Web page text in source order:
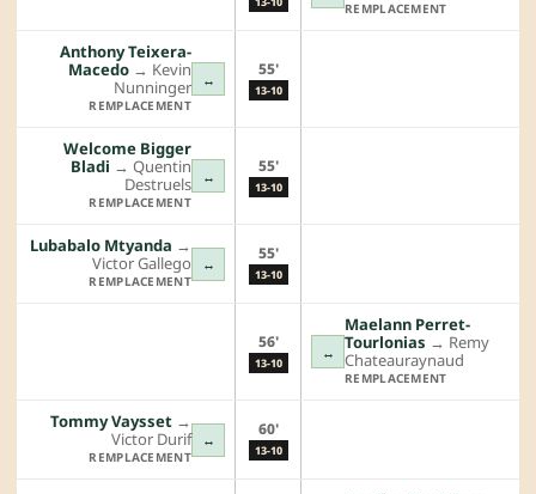
REMPLACEMENT
↔
Anthony Teixera-
Macedo →︎ Kevin
Nunninger
REMPLACEMENT
55'
13-10
↔
Welcome Bigger
Bladi →︎ Quentin
Destruels
REMPLACEMENT
55'
13-10
↔
Lubabalo Mtyanda →︎
Victor Gallego
REMPLACEMENT
55'
13-10
56'
13-10
↔
Maelann Perret-
Tourlonias →︎ Remy
Chateauraynaud
REMPLACEMENT
↔
Tommy Vaysset →︎
Victor Durif
REMPLACEMENT
60'
13-10